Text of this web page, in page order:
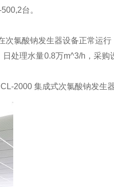
台。
酸钠发生器设备正常运行
理水量0.8万m^3/h，采购
集成式次氯酸钠发生器